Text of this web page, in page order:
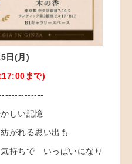
日(月)
まで)
しい記憶
がれる思い出も
持ちで いっぱいになり